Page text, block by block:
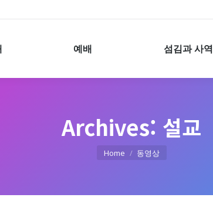
예배 섬김과 사역
Archives: 설교
Home 동영상
예배 섬김과 사역